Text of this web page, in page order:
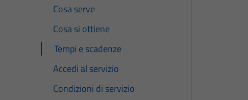
Cosa serve
Cosa si ottiene
Tempi e scadenze
Accedi al servizio
Condizioni di servizio